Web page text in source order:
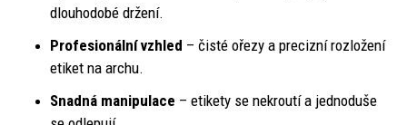
dlouhodobé držení.
Profesionální vzhled – čisté ořezy a precizní rozložení
etiket na archu.
Snadná manipulace – etikety se nekroutí a jednoduše